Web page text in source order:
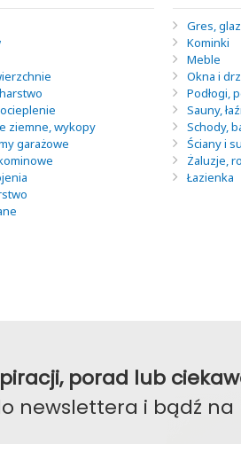
ziemne, wykopy
garażowe
Gres,
Kominki
Meble
Okna i
Podłogi,
Sauny,
Schody,
Ściany i
Żaluzje,
Łazienka
porad lub
newslettera i bądź na